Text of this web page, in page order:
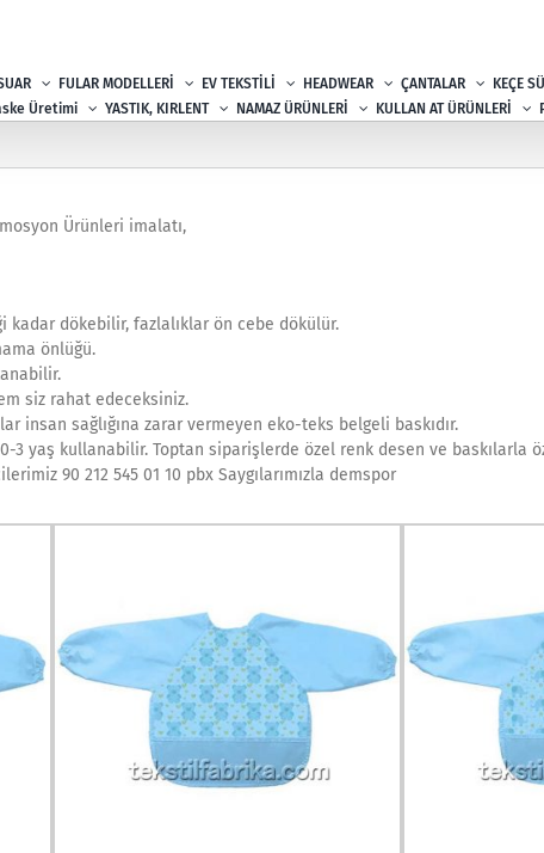
FULAR MODELLERİ EV TEKSTİLİ HEADWEAR ÇANTALAR KEÇE
Üretimi YASTIK, KIRLENT NAMAZ ÜRÜNLERİ KULLAN AT ÜRÜNLERİ
Ürünleri imalatı,
dökebilir, fazlalıklar ön cebe dökülür.
önlüğü.
siz rahat edeceksiniz.
insan sağlığına zarar vermeyen eko-teks belgeli baskıdır.
3 yaş kullanabilir. Toptan siparişlerde özel renk desen ve baskılarla
90 212 545 01 10 pbx Saygılarımızla demspor